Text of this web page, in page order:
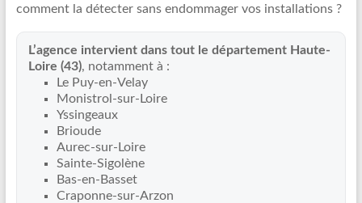
de
fuite
piscine
partout
réparation
comment la détecter sans endommager vos installations ?
L’agence intervient dans tout le département Haute-
Loire (43), notamment à :
Le Puy-en-Velay
Monistrol-sur-Loire
Yssingeaux
Brioude
Aurec-sur-Loire
Sainte-Sigolène
Bas-en-Basset
Craponne-sur-Arzon